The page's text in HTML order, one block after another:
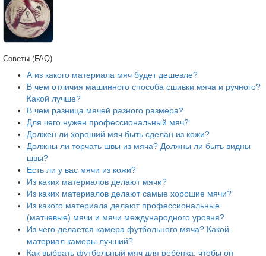
Советы (FAQ)
А из какого материала мяч будет дешевле?
В чем отличия машинного способа сшивки мяча и ручного?
Какой лучше?
В чем разница мячей разного размера?
Для чего нужен профессиональный мяч?
Должен ли хороший мяч быть сделан из кожи?
Должны ли торчать швы из мяча? Должны ли быть видны
швы?
Есть ли у вас мячи из кожи?
Из каких материалов делают мячи?
Из каких материалов делают самые хорошие мячи?
Из какого материала делают профессиональные
(матчевые) мячи и мячи международного уровня?
Из чего делается камера футбольного мяча? Какой
материал камеры лучший?
Как выбрать футбольный мяч для ребёнка, чтобы он